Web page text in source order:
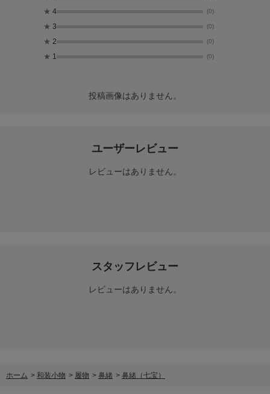
★ 4 (0)
★ 3 (0)
★ 2 (0)
★ 1 (0)
投稿画像はありません。
ユーザーレビュー
レビューはありません。
スタッフレビュー
レビューはありません。
ホーム > 和装小物 > 履物 > 鼻緒 > 鼻緒（七宝）